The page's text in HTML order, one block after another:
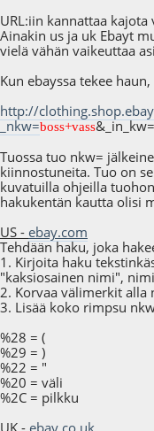
URL:iin kannattaa
Ainakin us ja uk Ebayt
vielä vähän vaikeuttaa
Kun ebayssa tekee
http://
_nkw=boss+vass
Tuossa tuo nkw=
kiinnostuneita. Tuo on
kuvatuilla ohjeilla
hakukentän kautta olisi
US - ebay.com
Tehdään haku, joka
1. Kirjoita haku
"kaksiosainen nimi",
2. Korvaa välimerkit alla
3. Lisää koko rimpsu
%28 = (
%29 = )
%22 = "
%20 = väli
%2C = pilkku
UK - ebay.co.uk